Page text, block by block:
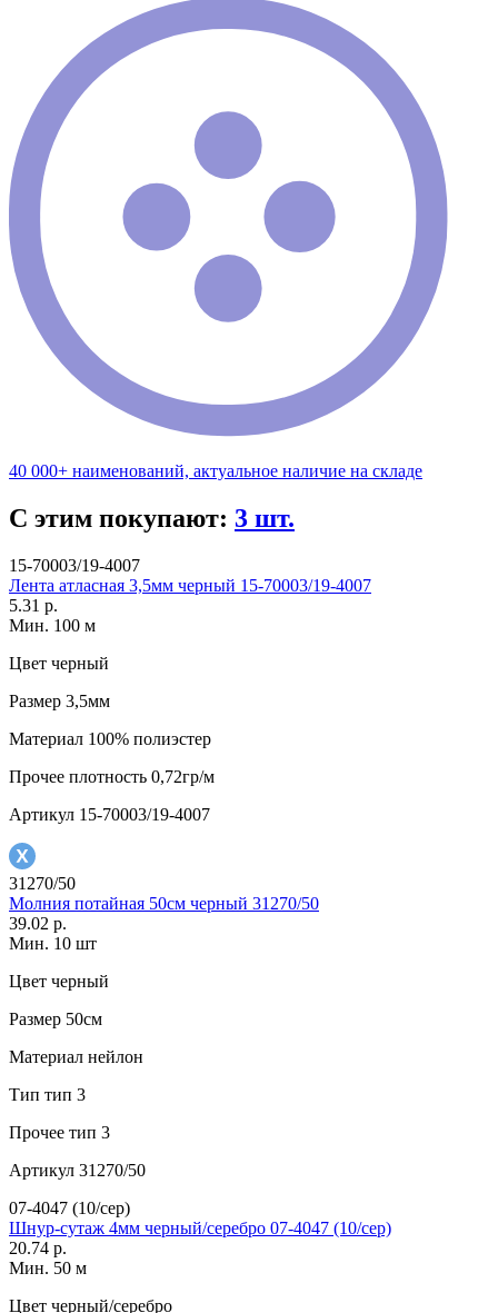
40 000+ наименований, актуальное наличие на складе
С этим покупают: 3 шт.
15-70003/19-4007
Лента атласная 3,5мм черный 15-70003/19-4007
5.31 р.
Мин. 100 м
Цвет черный
Размер 3,5мм
Материал 100% полиэстер
Прочее плотность 0,72гр/м
Артикул 15-70003/19-4007
31270/50
Молния потайная 50см черный 31270/50
39.02 р.
Мин. 10 шт
Цвет черный
Размер 50см
Материал нейлон
Тип тип 3
Прочее тип 3
Артикул 31270/50
07-4047 (10/сер)
Шнур-сутаж 4мм черный/серебро 07-4047 (10/сер)
20.74 р.
Мин. 50 м
Цвет черный/серебро